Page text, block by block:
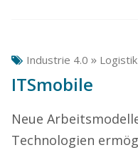
Industrie 4.0 » Logistik
ITSmobile
Neue
Technologien